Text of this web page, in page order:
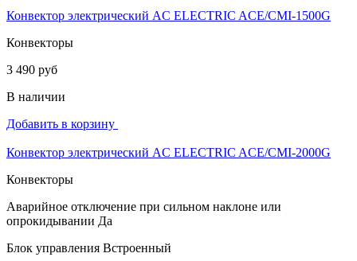
Конвектор электрический AC ELECTRIC ACE/CMI-1500G
Конвекторы
3 490 руб
В наличии
Добавить в корзину
Конвектор электрический AC ELECTRIC ACE/CMI-2000G
Конвекторы
Аварийное отключение при сильном наклоне или
опрокидывании Да
Блок управления Встроенный